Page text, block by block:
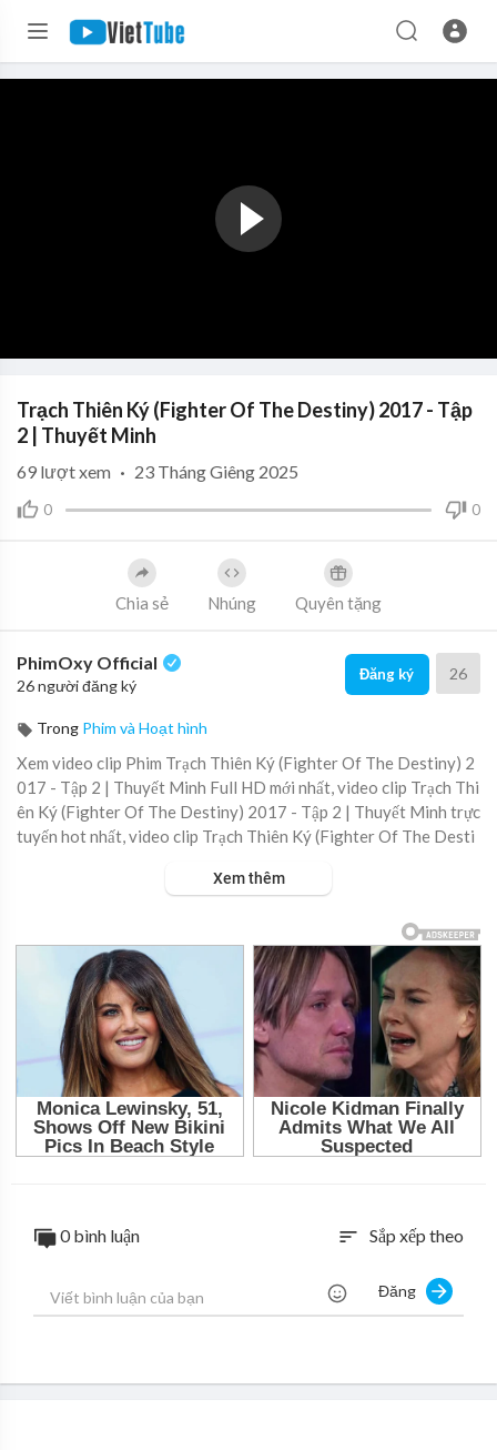
Trạch Thiên Ký (Fighter Of The Destiny) 2017 - Tập
2 | Thuyết Minh
0 0
69 lượt xem · 23 Tháng Giêng 2025
Chia sẻ Nhúng Quyên tặng
PhimOxy Official
26 người đăng ký
Đăng ký 26
Trong Phim và Hoạt hình
Xem video clip Phim Trạch Thiên Ký (Fighter Of The Destiny) 2
017 - Tập 2 | Thuyết Minh Full HD mới nhất, video clip Trạch Thi
ên Ký (Fighter Of The Destiny) 2017 - Tập 2 | Thuyết Minh trực
tuyến hot nhất, video clip Trạch Thiên Ký (Fighter Of The Desti
Xem thêm
0 bình luận sort Sắp xếp theo
Đăng